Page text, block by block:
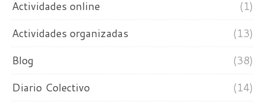
Actividades online
(1)
Actividades organizadas
(13)
Blog
(38)
Diario Colectivo
(14)